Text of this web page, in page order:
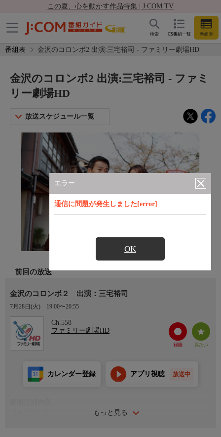
この夏、心を動かす作品特集 | J:COM TV
CS番組一覧 番組表
検索
番組表 金沢のコロンボ2 出演:三宅裕司 - ファミリー劇場HD
エラー
通信に問題が発生しました[error]
OK
金沢のコロンボ2 出演:三宅裕司 - ファミ
リー劇場HD
放送スケジュール一覧
前回の放送
金沢のコロンボ２ 出演：三宅裕司
7月28日(火) 19:00〜20:55
Ch.558
ファミリー劇場HD
もっと見る
カレンダー登録 アプリ視聴 放送中